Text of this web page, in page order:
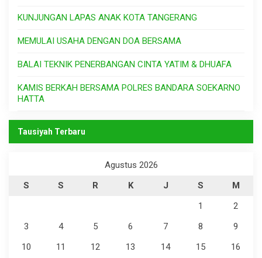
KUNJUNGAN LAPAS ANAK KOTA TANGERANG
MEMULAI USAHA DENGAN DOA BERSAMA
BALAI TEKNIK PENERBANGAN CINTA YATIM & DHUAFA
KAMIS BERKAH BERSAMA POLRES BANDARA SOEKARNO
HATTA
Tausiyah Terbaru
Agustus 2026
S
S R K J S
M
1
2
3
4 5 6 7 8
9
10
11 12 13 14 15
16